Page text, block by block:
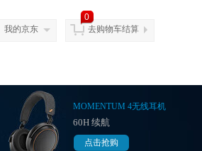
我的京东
0
去购物车结算
MOMENTUM 4无线耳机
60H 续航
点击抢购
点击抢购